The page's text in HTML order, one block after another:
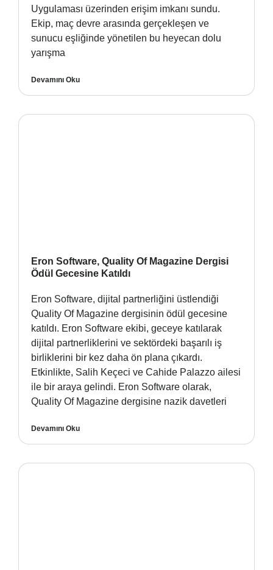
Uygulaması üzerinden erişim imkanı sundu.
Ekip, maç devre arasında gerçekleşen ve
sunucu eşliğinde yönetilen bu heyecan dolu
yarışma
Devamını Oku
Eron Software, Quality Of Magazine Dergisi
Ödül Gecesine Katıldı
Eron Software, dijital partnerliğini üstlendiği
Quality Of Magazine dergisinin ödül gecesine
katıldı. Eron Software ekibi, geceye katılarak
dijital partnerliklerini ve sektördeki başarılı iş
birliklerini bir kez daha ön plana çıkardı.
Etkinlikte, Salih Keçeci ve Cahide Palazzo ailesi
ile bir araya gelindi. Eron Software olarak,
Quality Of Magazine dergisine nazik davetleri
Devamını Oku